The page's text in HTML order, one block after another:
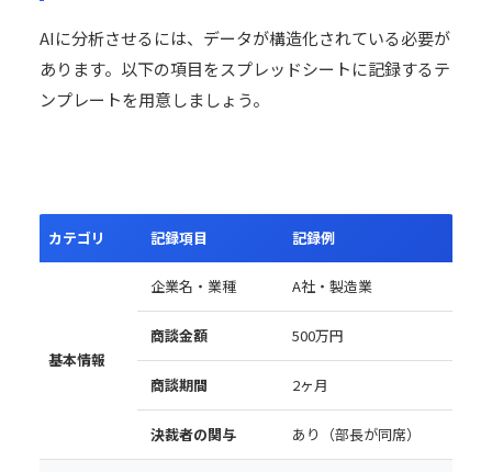
AIに分析させるには、データが構造化されている必要が
あります。以下の項目をスプレッドシートに記録するテ
ンプレートを用意しましょう。
カテゴリ 記録項目 記録例
基本情報
企業名・業種 A社・製造業
商談金額 500万円
商談期間 2ヶ月
決裁者の関与 あり（部長が同席）